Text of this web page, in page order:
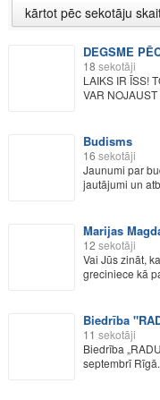
DEGSME
18 sekotāji
LAIKS IR ĪSS!
VAR NOJAUST
Budisms
16 sekotāji
Jaunumi par
jautājumi un
Marijas
12 sekotāji
Vai Jūs zināt,
greciniece kā
Biedrība
11 sekotāji
Biedrība
septembrī